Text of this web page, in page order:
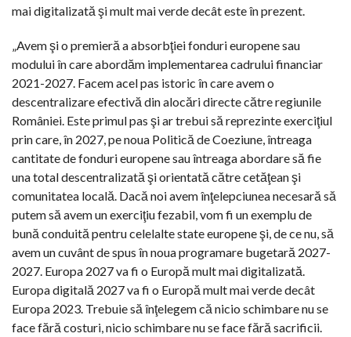
mai digitalizată şi mult mai verde decât este în prezent.
„Avem şi o premieră a absorbţiei fonduri europene sau
modului în care abordăm implementarea cadrului financiar
2021-2027. Facem acel pas istoric în care avem o
descentralizare efectivă din alocări directe către regiunile
României. Este primul pas şi ar trebui să reprezinte exerciţiul
prin care, în 2027, pe noua Politică de Coeziune, întreaga
cantitate de fonduri europene sau întreaga abordare să fie
una total descentralizată şi orientată către cetăţean şi
comunitatea locală. Dacă noi avem înţelepciunea necesară să
putem să avem un exerciţiu fezabil, vom fi un exemplu de
bună conduită pentru celelalte state europene şi, de ce nu, să
avem un cuvânt de spus în noua programare bugetară 2027-
2027. Europa 2027 va fi o Europă mult mai digitalizată.
Europa digitală 2027 va fi o Europă mult mai verde decât
Europa 2023. Trebuie să înţelegem că nicio schimbare nu se
face fără costuri, nicio schimbare nu se face fără sacrificii.